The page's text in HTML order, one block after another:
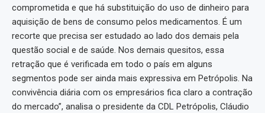
comprometida e que há substituição do uso de dinheiro para
aquisição de bens de consumo pelos medicamentos. É um
recorte que precisa ser estudado ao lado dos demais pela
questão social e de saúde. Nos demais quesitos, essa
retração que é verificada em todo o país em alguns
segmentos pode ser ainda mais expressiva em Petrópolis. Na
convivência diária com os empresários fica claro a contração
do mercado”, analisa o presidente da CDL Petrópolis, Cláudio